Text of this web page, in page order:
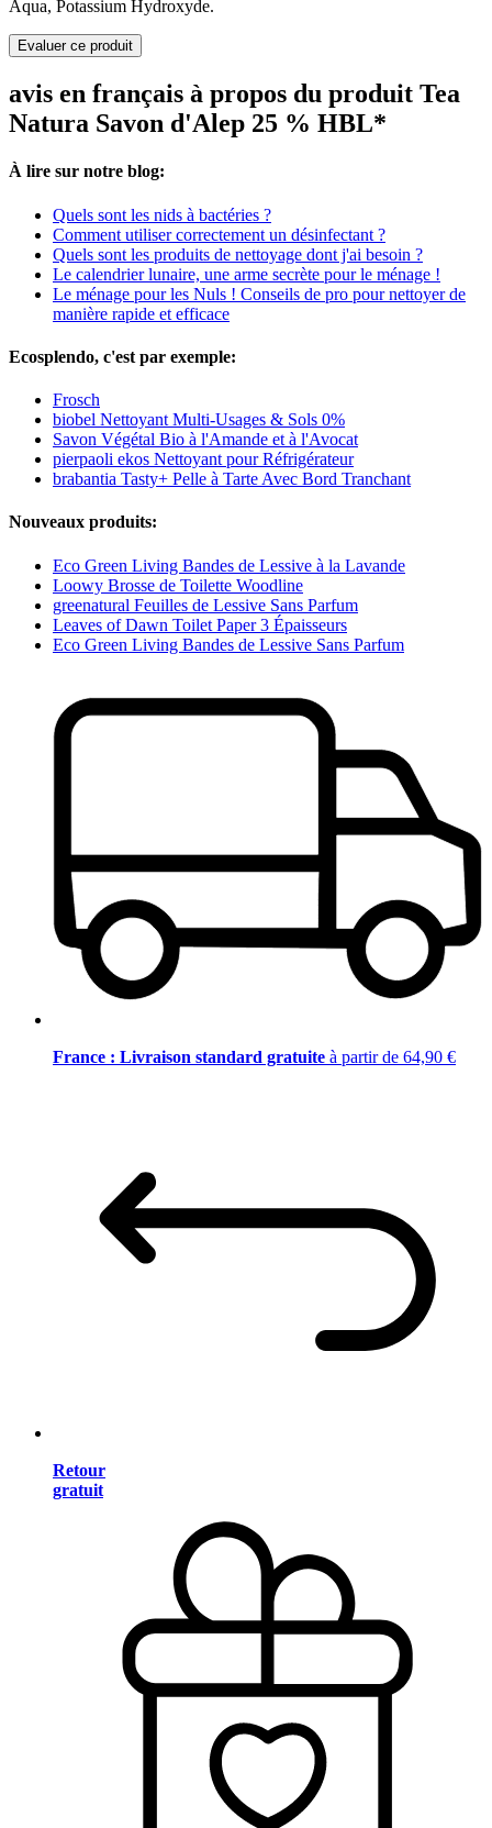
Aqua, Potassium Hydroxyde.
Evaluer ce produit
avis en français à propos du produit Tea
Natura Savon d'Alep 25 % HBL*
À lire sur notre blog:
Quels sont les nids à bactéries ?
Comment utiliser correctement un désinfectant ?
Quels sont les produits de nettoyage dont j'ai besoin ?
Le calendrier lunaire, une arme secrète pour le ménage !
Le ménage pour les Nuls ! Conseils de pro pour nettoyer de
manière rapide et efficace
Ecosplendo, c'est par exemple:
Frosch
biobel Nettoyant Multi-Usages & Sols 0%
Savon Végétal Bio à l'Amande et à l'Avocat
pierpaoli ekos Nettoyant pour Réfrigérateur
brabantia Tasty+ Pelle à Tarte Avec Bord Tranchant
Nouveaux produits:
Eco Green Living Bandes de Lessive à la Lavande
Loowy Brosse de Toilette Woodline
greenatural Feuilles de Lessive Sans Parfum
Leaves of Dawn Toilet Paper 3 Épaisseurs
Eco Green Living Bandes de Lessive Sans Parfum
France : Livraison standard gratuite à partir de 64,90 €
Retour
gratuit